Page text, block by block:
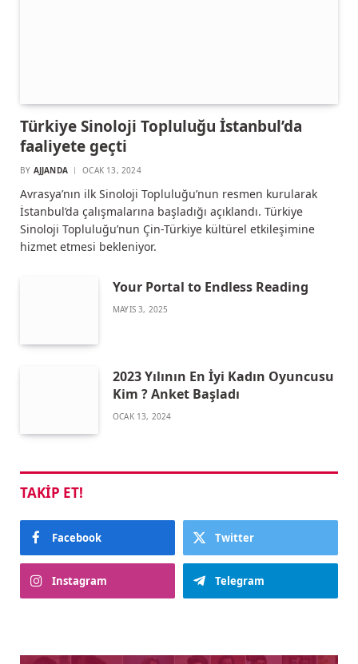
Türkiye Sinoloji Topluluğu İstanbul’da
faaliyete geçti
BY AJJANDA OCAK 13, 2024
Avrasya’nın ilk Sinoloji Topluluğu’nun resmen kurularak
İstanbul’da çalışmalarına başladığı açıklandı. Türkiye
Sinoloji Topluluğu’nun Çin-Türkiye kültürel etkileşimine
hizmet etmesi bekleniyor.
Your Portal to Endless Reading
MAYIS 3, 2025
2023 Yılının En İyi Kadın Oyuncusu
Kim ? Anket Başladı
OCAK 13, 2024
TAKIP ET!
Facebook Twitter
Instagram Telegram